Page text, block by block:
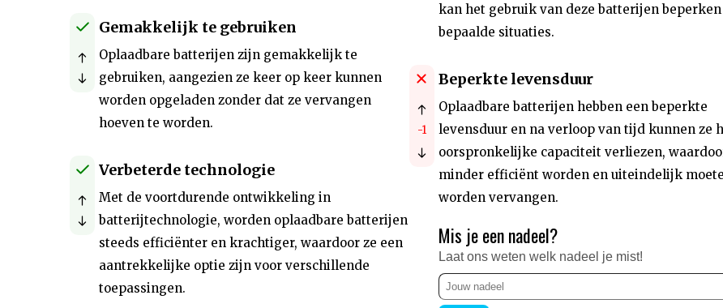
Gemakkelijk te gebruiken
Oplaadbare batterijen zijn gemakkelijk te
gebruiken, aangezien ze keer op keer kunnen
worden opgeladen zonder dat ze vervangen
hoeven te worden.
Verbeterde technologie
Met de voortdurende ontwikkeling in
batterijtechnologie, worden oplaadbare batterijen
steeds efficiënter en krachtiger, waardoor ze een
aantrekkelijke optie zijn voor verschillende
toepassingen.
kan het gebruik van deze batterijen
bepaalde situaties.
-1
Beperkte levensduur
Oplaadbare batterijen hebben een beperkte
levensduur en na verloop van tijd kunnen ze
oorspronkelijke capaciteit verliezen,
minder efficiënt worden en uiteindelijk
worden vervangen.
Mis je een nadeel?
Laat ons weten welk nadeel je mist!